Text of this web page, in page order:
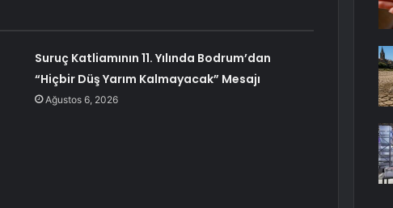
Suruç Katliamının 11. Yılında Bodrum’dan
“Hiçbir Düş Yarım Kalmayacak” Mesajı
Ağustos 6, 2026